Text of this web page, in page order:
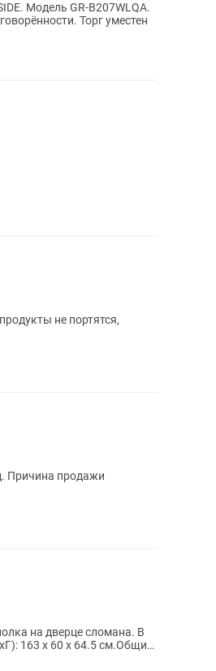
Модель GR-B207WLQA.
Торг уместен
не портятся,
Причина продажи
на дверце сломана. В
163 х 60 х 64.5 см.Общий